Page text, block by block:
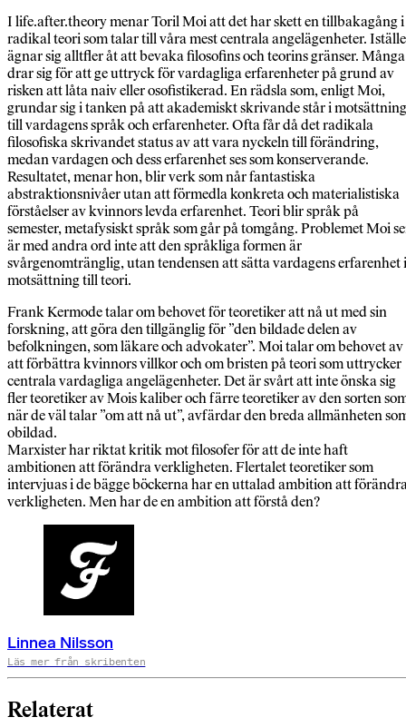
I life.after.theory menar Toril Moi att det har skett en tillbakagång i
radikal teori som talar till våra mest centrala angelägenheter.
ägnar sig alltfler åt att bevaka filosofins och teorins gränser. Många
drar sig för att ge uttryck för vardagliga erfarenheter på grund av
risken att låta naiv eller osofistikerad. En rädsla som, enligt Moi,
grundar sig i tanken på att akademiskt skrivande står i motsättning
till vardagens språk och erfarenheter. Ofta får då det radikala
filosofiska skrivandet status av att vara nyckeln till förändring,
medan vardagen och dess erfarenhet ses som konserverande.
Resultatet, menar hon, blir verk som når fantastiska
abstraktionsnivåer utan att förmedla konkreta och materialistiska
förståelser av kvinnors levda erfarenhet. Teori blir språk på
semester, metafysiskt språk som går på tomgång. Problemet Moi
är med andra ord inte att den språkliga formen är
svårgenomtränglig, utan tendensen att sätta vardagens erfarenhet i
motsättning till teori.
Frank Kermode talar om behovet för teoretiker att nå ut med sin
forskning, att göra den tillgänglig för ”den bildade delen av
befolkningen, som läkare och advokater”. Moi talar om behovet av
att förbättra kvinnors villkor och om bristen på teori som uttrycker
centrala vardagliga angelägenheter. Det är svårt att inte önska sig
fler teoretiker av Mois kaliber och färre teoretiker av den sorten
när de väl talar ”om att nå ut”, avfärdar den breda allmänheten
obildad.
Marxister har riktat kritik mot filosofer för att de inte haft
ambitionen att förändra verkligheten. Flertalet teoretiker som
intervjuas i de bägge böckerna har en uttalad ambition att
verkligheten. Men har de en ambition att förstå den?
Linnea Nilsson
Läs mer från skribenten
Relaterat